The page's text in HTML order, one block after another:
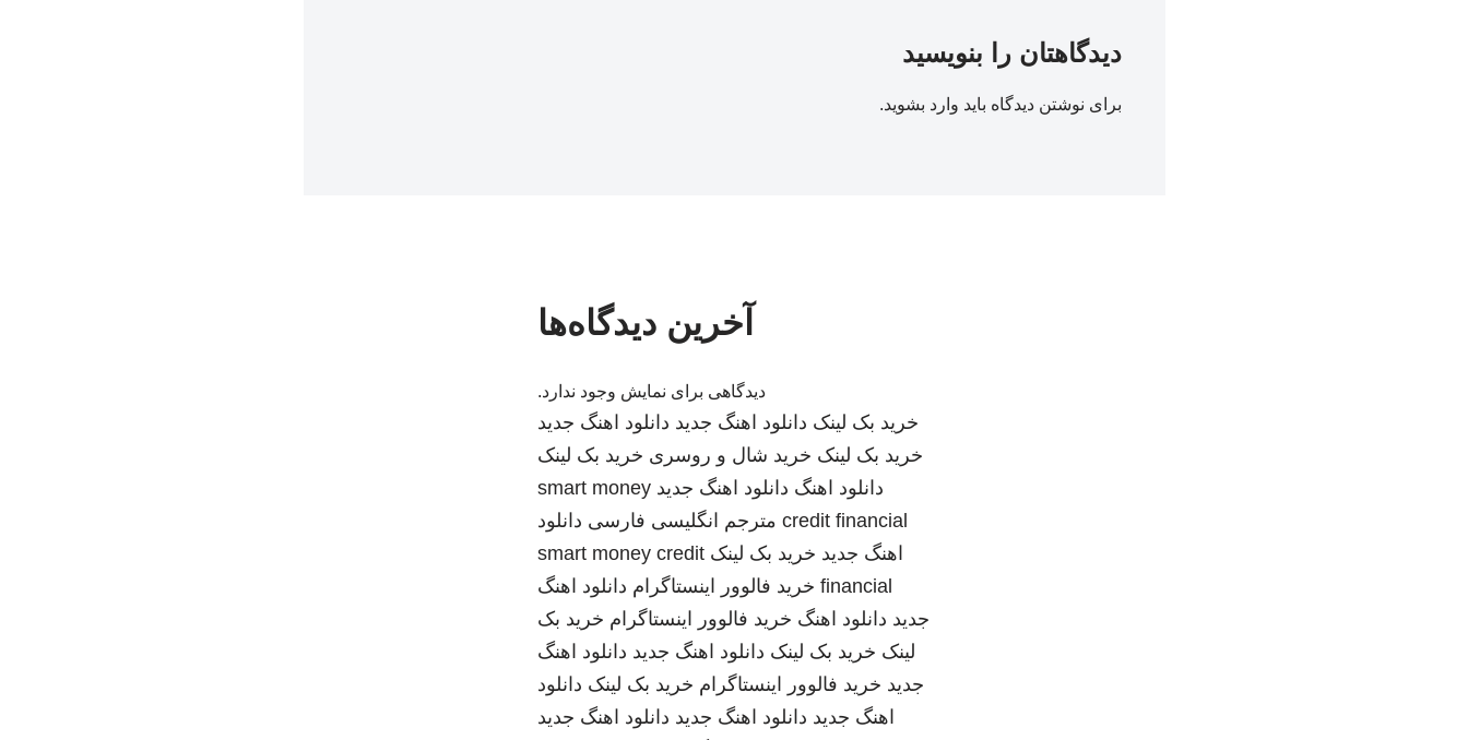
دیدگاهتان را بنویسید
برای نوشتن دیدگاه باید وارد بشوید.
آخرین دیدگاه‌ها
دیدگاهی برای نمایش وجود ندارد.
خرید بک لینک دانلود اهنگ جدید دانلود اهنگ جدید
خرید بک لینک خرید شال و روسری خرید بک لینک
دانلود اهنگ دانلود اهنگ جدید smart money
credit financial مترجم انگلیسی فارسی دانلود
اهنگ جدید خرید بک لینک smart money credit
financial خرید فالوور اینستاگرام دانلود اهنگ
جدید دانلود اهنگ خرید فالوور اینستاگرام خرید بک
لینک خرید بک لینک دانلود اهنگ جدید دانلود اهنگ
جدید خرید فالوور اینستاگرام خرید بک لینک دانلود
اهنگ جدید دانلود اهنگ جدید دانلود اهنگ جدید